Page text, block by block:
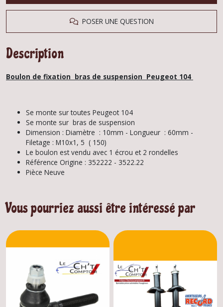
POSER UNE QUESTION
Description
Boulon de fixation bras de suspension Peugeot 104
Se monte sur toutes Peugeot 104
Se monte sur bras de suspension
Dimension : Diamètre : 10mm - Longueur : 60mm -
Filetage : M10x1, 5 ( 150)
Le boulon est vendu avec 1 écrou et 2 rondelles
Référence Origine : 352222 - 3522.22
Pièce Neuve
Vous pourriez aussi être intéressé par